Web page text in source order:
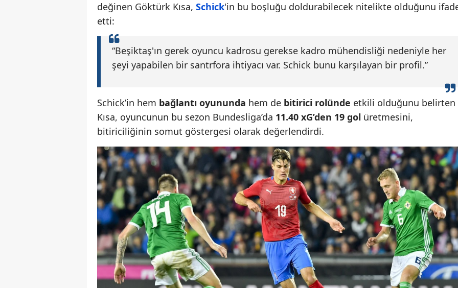
değinen Göktürk Kısa, Schick'in bu boşluğu doldurabilecek nitelikte olduğunu
etti:
“Beşiktaş'ın gerek oyuncu kadrosu gerekse kadro mühendisliği nedeniyle her
şeyi yapabilen bir santrfora ihtiyacı var. Schick bunu karşılayan bir profil.”
Schick’in hem bağlantı oyununda hem de bitirici rolünde etkili olduğunu belirten
Kısa, oyuncunun bu sezon Bundesliga’da 11.40 xG’den 19 gol üretmesini,
bitiriciliğinin somut göstergesi olarak değerlendirdi.